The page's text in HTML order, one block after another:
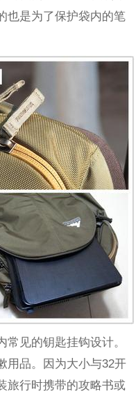
也是为了保护袋内的笔
见的钥匙挂钩设计。
用品。因为大小与32开
旅行时携带的攻略书或